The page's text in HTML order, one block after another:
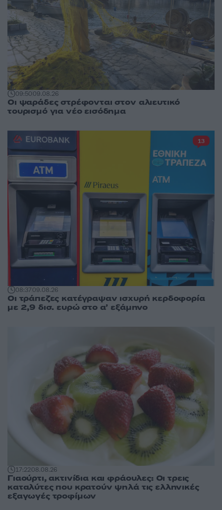
09:5009.08.26
Οι ψαράδες στρέφονται στον αλιευτικό
τουρισμό για νέο εισόδημα
08:3709.08.26
Οι τράπεζες κατέγραψαν ισχυρή κερδοφορία
με 2,9 δισ. ευρώ στο α’ εξάμηνο
13
17:2208.08.26
Γιαούρτι, ακτινίδια και φράουλες: Οι τρεις
καταλύτες που κρατούν ψηλά τις ελληνικές
εξαγωγές τροφίμων